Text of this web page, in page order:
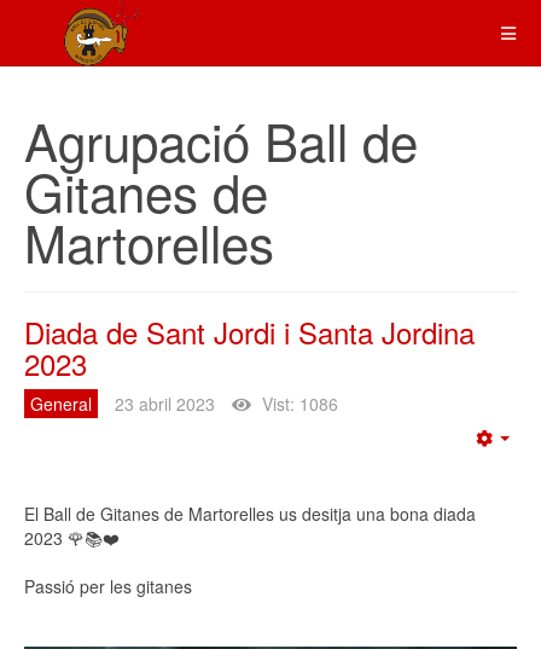
Agrupació Ball de
Gitanes de
Martorelles
Diada de Sant Jordi i Santa Jordina
2023
General 23 abril 2023 Vist: 1086
El Ball de Gitanes de Martorelles us desitja una bona diada
2023 🌹📚❤️
Passió per les gitanes